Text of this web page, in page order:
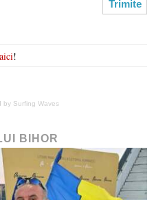
aici!
by Surfing Waves
BIHOR